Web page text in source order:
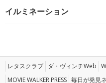
イルミネーション
レタスクラブ ダ・ヴィンチWeb
MOVIE WALKER PRESS 毎日が発見